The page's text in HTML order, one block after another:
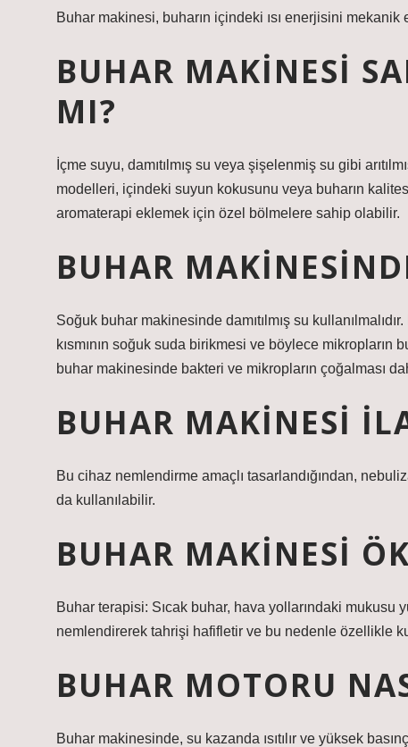
Buhar makinesi, buharın içindeki ısı enerjisini
BUHAR MAKINESI
MI?
İçme suyu, damıtılmış su veya şişelenmiş su gibi
modelleri, içindeki suyun kokusunu veya buharın
aromaterapi eklemek için özel bölmelere sahip olabilir.
BUHAR
Soğuk buhar makinesinde damıtılmış su
kısmının soğuk suda birikmesi ve böylece mikropların
buhar makinesinde bakteri ve mikropların çoğalması
BUHAR MAKINESI
Bu cihaz nemlendirme amaçlı tasarlandığından,
da kullanılabilir.
BUHAR MAKINESI
Buhar terapisi: Sıcak buhar, hava yollarındaki mukusu
nemlendirerek tahrişi hafifletir ve bu nedenle özellikle
BUHAR MOTORU
Buhar makinesinde, su kazanda ısıtılır ve yüksek